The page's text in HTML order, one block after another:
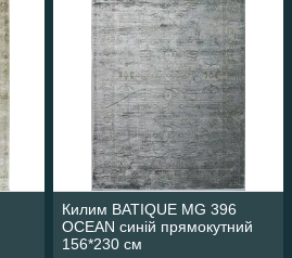
Килим BATIQUE MG 396
OCEAN синій прямокутний
156*230 см